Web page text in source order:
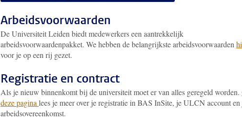
Arbeidsvoorwaarden
De Universiteit Leiden biedt medewerkers een aantrekkelijk
arbeidsvoorwaardenpakket. We hebben de belangrijkste arbeidsvoorwaarden
voor je op een rij gezet.
Registratie en contract
Als je nieuw binnenkomt bij de universiteit moet er van alles geregeld worden.
deze pagina lees je meer over je registratie in BAS InSite, je ULCN account en
arbeidsovereenkomst.